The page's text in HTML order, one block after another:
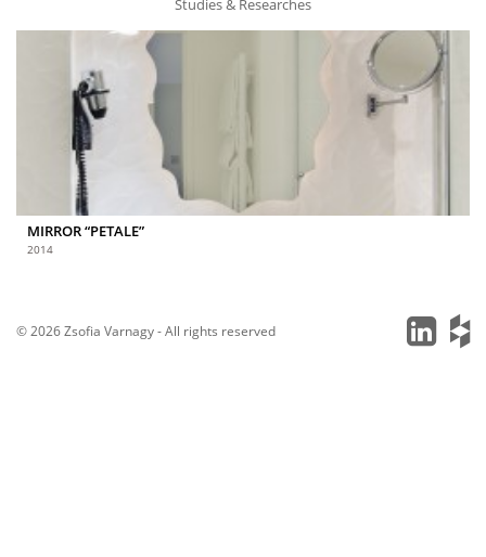
Studies & Researches
MIRROR “PETALE”
2014
© 2026 Zsofia Varnagy - All rights reserved